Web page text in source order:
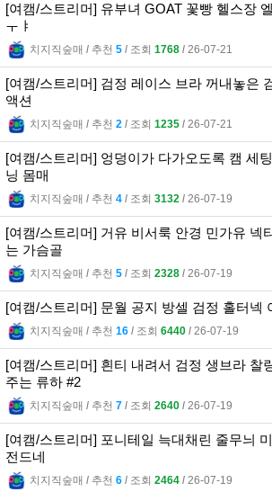
[여캠/스트리머] 유부녀 GOAT 꽃빵 헬스장
ㅜㅑ
치지직숲매 l 추천 5 l 조회 1768 l 26-07-21
[여캠/스트리머] 검정 레이스 브라 꺼내놓은
액션
치지직숲매 l 추천 2 l 조회 1235 l 26-07-21
[여캠/스트리머] 엉덩이가 다가오도록 캠 세
닝 몸매
치지직숲매 l 추천 4 l 조회 3132 l 26-07-19
[여캠/스트리머] 거유 비서룩 안경 민가유 넥
는 가슴골
치지직숲매 l 추천 5 l 조회 2328 l 26-07-19
[여캠/스트리머] 문월 공지 방셀 검정 홀터넥
치지직숲매 l 추천 16 l 조회 6440 l 26-07-19
[여캠/스트리머] 흰티 내려서 검정 생브라 찰
주는 류하 #2
치지직숲매 l 추천 7 l 조회 2640 l 26-07-19
[여캠/스트리머] 포니테일 늑대채린 줄무늬
전드네
치지직숲매 l 추천 6 l 조회 2464 l 26-07-19